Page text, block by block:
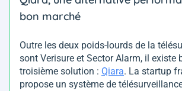
bon marché
Outre les deux poids-lourds de la
sont Verisure et Sector Alarm, il existe
troisième solution : Qiara. La startup
propose un système de